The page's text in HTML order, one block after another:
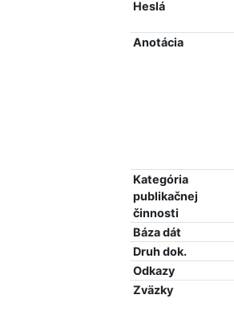
Heslá
Anotácia
Kategória
publikačnej
činnosti
Báza dát
Druh dok.
Odkazy
Zväzky